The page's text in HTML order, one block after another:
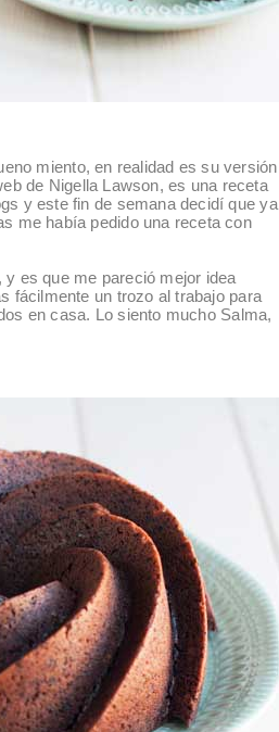
miento, en realidad es su versión
de Nigella Lawson, es una receta
y este fin de semana decidí que ya
me había pedido una receta con
es que me pareció mejor idea
fácilmente un trozo al trabajo para
en casa. Lo siento mucho Salma,